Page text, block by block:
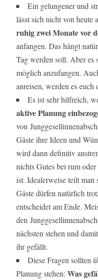
Ein gelungener und
lässt sich nicht von heute
ruhig zwei Monate vor
anfangen. Das hängt
Tag werden soll. Aber es
möglich anzufangen.
anreisen, werden es euch
Es ist sehr hilfreich,
aktive Planung
von
Gäste ihre Ideen und
wird dann definitiv
nichts Gutes bei rum
ist. Idealerweise teilt
Gäste dürfen natürlich
entscheidet am Ende.
den
nächsten stehen und
ihr gefällt.
Diese Fragen sollten
Planung stehen: Was